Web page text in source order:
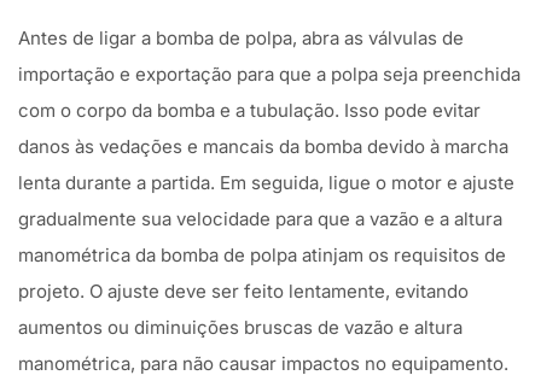
Antes de ligar a bomba de polpa, abra as válvulas de
importação e exportação para que a polpa seja preenchida
com o corpo da bomba e a tubulação. Isso pode evitar
danos às vedações e mancais da bomba devido à marcha
lenta durante a partida. Em seguida, ligue o motor e ajuste
gradualmente sua velocidade para que a vazão e a altura
manométrica da bomba de polpa atinjam os requisitos de
projeto. O ajuste deve ser feito lentamente, evitando
aumentos ou diminuições bruscas de vazão e altura
manométrica, para não causar impactos no equipamento.